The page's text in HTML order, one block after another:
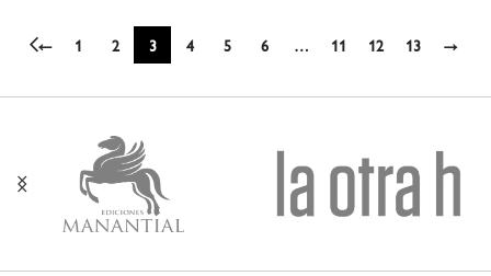
← 1 2 3 4 5 6 … 11 12 13 →